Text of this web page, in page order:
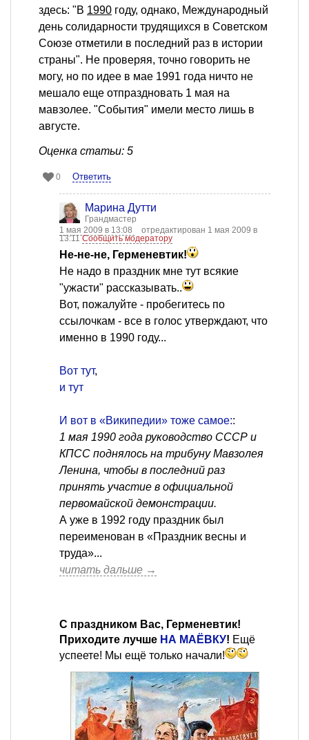
здесь: "В 1990 году, однако, Международный
день солидарности трудящихся в Советском
Союзе отметили в последний раз в истории
страны". Не проверяя, точно говорить не
могу, но по идее в мае 1991 года ничто не
мешало еще отпраздновать 1 мая на
мавзолее. "События" имели место лишь в
августе.
Оценка статьи: 5
0 Ответить
Марина Дутти
Грандмастер
1 мая 2009 в 13:08
отредактирован 1 мая 2009 в
13:11Сообщить модератору
Не-не-не, Герменевтик!
Не надо в праздник мне тут всякие
"ужасти" рассказывать..
Вот, пожалуйте - пробегитесь по
ссылочкам - все в голос утверждают, что
именно в 1990 году...
Вот тут,
и тут
И вот в «Википедии» тоже самое::
1 мая 1990 года руководство СССР и
КПСС поднялось на трибуну Мавзолея
Ленина, чтобы в последний раз
принять участие в официальной
первомайской демонстрации.
А уже в 1992 году праздник был
переименован в «Праздник весны и
труда»...
читать дальше →
С праздником Вас, Герменевтик!
Приходите лучше НА МАЁВКУ! Ещё
успеете! Мы ещё только начали!